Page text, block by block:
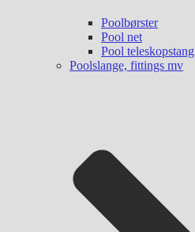
Poolbørster
Pool net
Pool teleskopstang
Poolslange, fittings mv